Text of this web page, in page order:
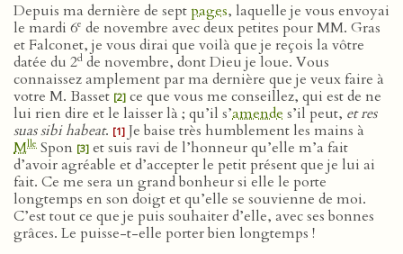
Depuis ma dernière de septpages, laquelle je vous envoyai
le mardi 6e de novembre avec deux petites pour MM. Gras
et Falconet, je vous dirai que voilà que je reçois la vôtre
datée du 2d de novembre, dont Dieu je loue. Vous
connaissez amplement par ma dernière que je veux faire à
votre M. Basset [2] ce que vous me conseillez, qui est de ne
lui rien dire et le laisser là ; qu’il s’amende s’il peut, et res
suas sibi habeat. [1] Je baise très humblement les mains à
Mlle Spon [3] et suis ravi de l’honneur qu’elle m’a fait
d’avoir agréable et d’accepter le petit présent que je lui ai
fait. Ce me sera un grand bonheur si elle le porte
longtemps en son doigt et qu’elle se souvienne de moi.
C’est tout ce que je puis souhaiter d’elle, avec ses bonnes
grâces. Le puisse-t-elle porter bien longtemps !